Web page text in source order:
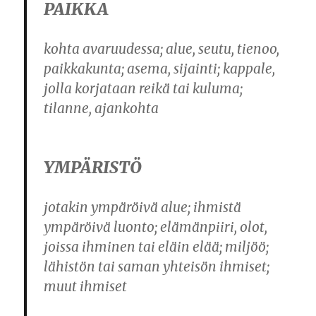
PAIKKA
kohta avaruudessa; alue, seutu, tienoo,
paikkakunta; asema, sijainti; kappale,
jolla korjataan reikä tai kuluma;
tilanne, ajankohta
YMPÄRISTÖ
jotakin ympäröivä alue; ihmistä
ympäröivä luonto; elämänpiiri, olot,
joissa ihminen tai eläin elää; miljöö;
lähistön tai saman yhteisön ihmiset;
muut ihmiset